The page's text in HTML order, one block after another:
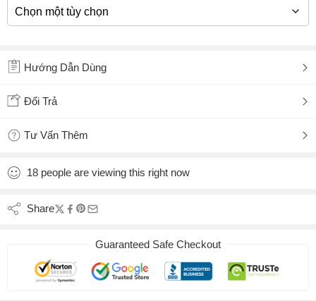
Hướng Dẫn Dùng
Đổi Trả
Tư Vấn Thêm
18 people are viewing this right now
Share
Guaranteed Safe Checkout